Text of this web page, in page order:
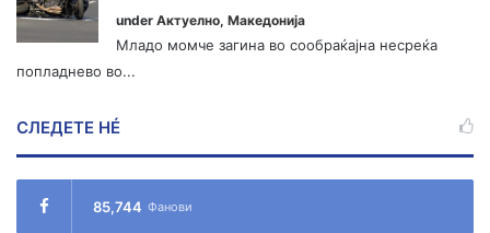
under Актуелно, Македонија
Младо момче загина во сообраќајна несреќа
попладнево во...
СЛЕДЕТЕ НÉ
85,744 Фанови